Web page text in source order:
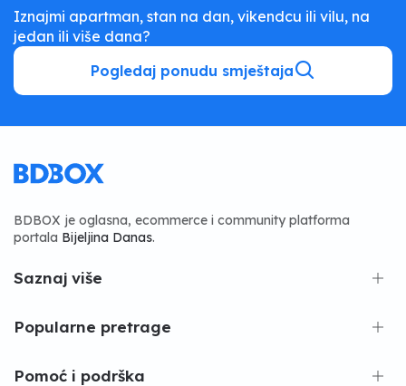
Iznajmi apartman, stan na dan, vikendcu ili vilu, na
jedan ili više dana?
Pogledaj ponudu smještaja
BDBOX je oglasna, ecommerce i community platforma
portala Bijeljina Danas.
Saznaj više
Popularne pretrage
Pomoć i podrška